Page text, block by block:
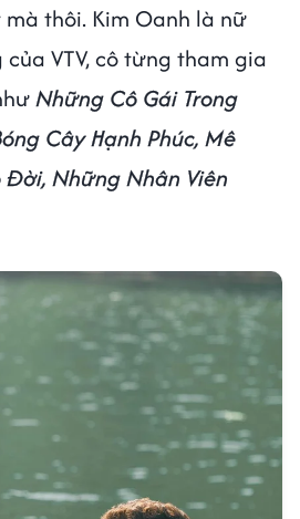
thôi. Kim Oanh là nữ
VTV, cô từng tham gia
Những Cô Gái Trong
Cây Hạnh Phúc, Mê
Đời, Những Nhân Viên